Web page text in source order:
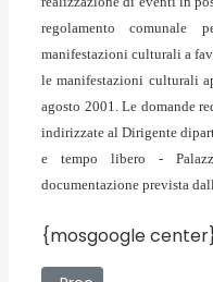
regolamento comunale
manifestazioni culturali a
le manifestazioni culturali
agosto 2001. Le domande
indirizzate al Dirigente
e tempo libero -
documentazione prevista
{mosgoogle